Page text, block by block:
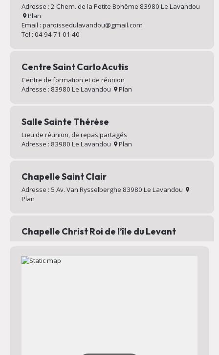
Adresse : 2 Chem. de la Petite Bohême 83980 Le Lavandou
Plan
Email : paroissedulavandou@gmail.com
Tel : 04 94 71 01 40
Centre Saint Carlo Acutis
Centre de formation et de réunion
Adresse : 83980 Le Lavandou
Plan
Salle Sainte Thérèse
Lieu de réunion, de repas partagés
Adresse : 83980 Le Lavandou
Plan
Chapelle Saint Clair
Adresse : 5 Av. Van Rysselberghe 83980 Le Lavandou
Plan
Chapelle Christ Roi de l’île du Levant